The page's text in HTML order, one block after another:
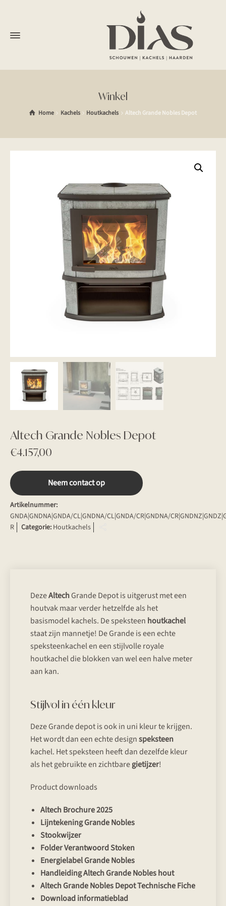
Winkel
Home Kachels Houtkachels Altech Grande Nobles Depot
Altech Grande Nobles Depot
€4.157,00
Neem contact op
Artikelnummer:
GNDA|GNDNA|GNDA/CL|GNDNA/CL|GNDA/CR|GNDNA/
R
Categorie: Houtkachels
DezeAltechGrande Depot is uitgerust met een
houtvak maar verder hetzelfde als het
basismodel kachels. De speksteen houtkachel
staat zijn mannetje! De Grande is een echte
speksteenkachel en een stijlvolle royale
houtkachel die blokken van wel een halve meter
aan kan.
Stijlvol in één kleur
Deze Grande depot is ook in uni kleur te krijgen.
Het wordt dan een echte designspeksteen
kachel. Het speksteen heeft dan dezelfde kleur
als het gebruikte en zichtbaregietijzer!
Product downloads
Altech Brochure 2025
Lijntekening Grande Nobles
Stookwijzer
Folder Verantwoord Stoken
Energielabel Grande Nobles
Handleiding Altech Grande Nobles hout
Altech Grande Nobles Depot Technische Fiche
Download informatieblad